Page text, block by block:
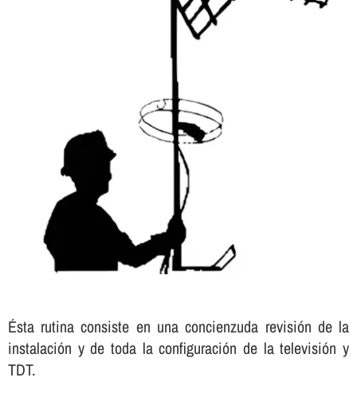
Ésta rutina consiste en una concienzuda revisión de la
instalación y de toda la configuración de la televisión y
TDT.